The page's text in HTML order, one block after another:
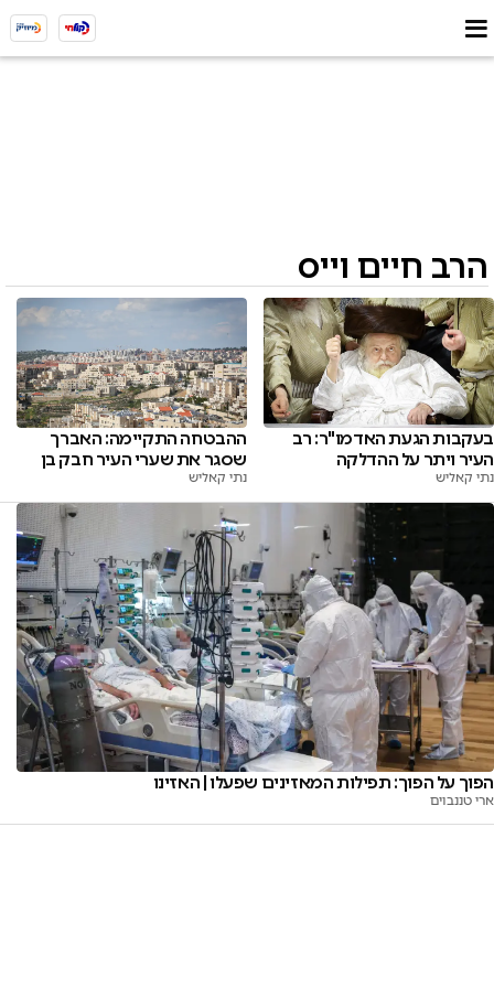
הרב חיים וייס
בעקבות הגעת האדמו"ר: רב
העיר ויתר על ההדלקה
נתי קאליש
ההבטחה התקיימה: האברך
שסגר את שערי העיר חבק בן
נתי קאליש
הפוך על הפוך: תפילות המאזינים שפעלו | האזינו
ארי טננבוים